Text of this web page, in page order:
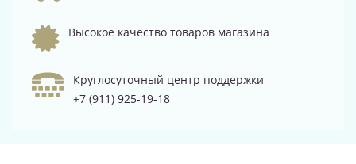
Высокое качество товаров магазина
Круглосуточный центр поддержки
+7 (911) 925-19-18